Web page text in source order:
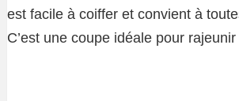
est facile à coiffer et convient à
C’est une coupe idéale pour